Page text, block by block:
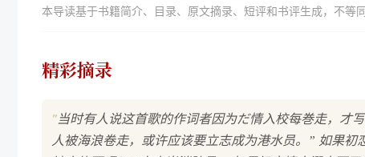
本导读基于书籍简介、目录、原文摘录、短评和书评生成，不等
精彩摘录
"当时有人说这首歌的作词者因为だ情入校每巻走，才
人被海浪卷走，或许应该要立志成为港水员。” 如果